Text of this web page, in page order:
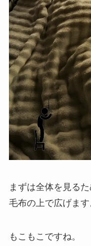
まずは全体を見る
毛布の上で広げます
もこもこですね。